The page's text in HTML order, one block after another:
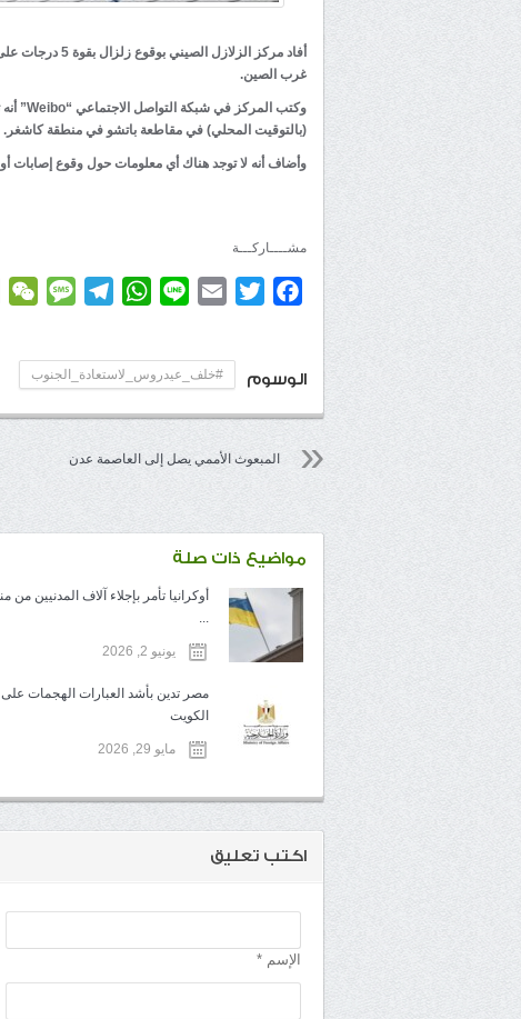
أفاد مركز
غرب الصين.
(بالتوقيت المحلي) في مقاطعة باتشو في منطقة كاشغر.
وأضاف أنه لا توجد هناك أي معلومات حول وقوع إصابات
مشــــاركـــة
Facebook
Twitter
Email
Line
WhatsApp
Telegram
الوسوم #خلف_عيدروس_لاستعادة_الجنوب
المبعوث الأممي يصل إلى العاصمة عدن
مواضيع ذات صلة
أوكرانيا تأمر بإجلاء آلاف المدنيين من
يونيو 2, 2026
مصر تدين بأشد العبارات الهجمات على
الكويت
مايو 29, 2026
اكتب تعليق
الإسم *